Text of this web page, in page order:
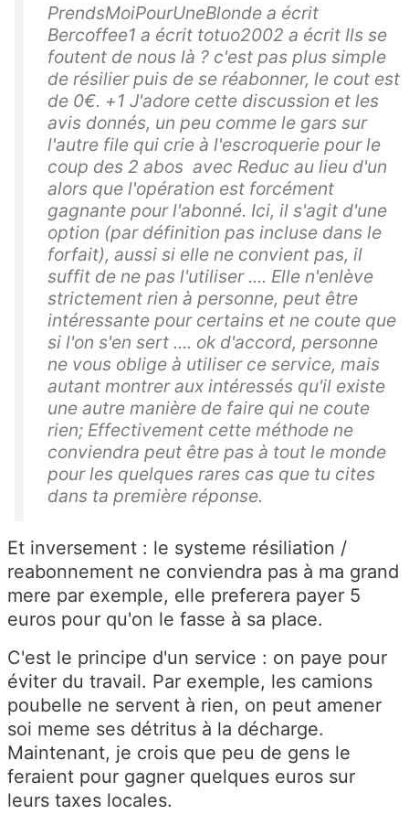
PrendsMoiPourUneBlonde a écrit
Bercoffee1 a écrit totuo2002 a écrit Ils se
foutent de nous là ? c'est pas plus simple
de résilier puis de se réabonner, le cout est
de 0€. +1 J'adore cette discussion et les
avis donnés, un peu comme le gars sur
l'autre file qui crie à l'escroquerie pour le
coup des 2 abos avec Reduc au lieu d'un
alors que l'opération est forcément
gagnante pour l'abonné. Ici, il s'agit d'une
option (par définition pas incluse dans le
forfait), aussi si elle ne convient pas, il
suffit de ne pas l'utiliser .... Elle n'enlève
strictement rien à personne, peut être
intéressante pour certains et ne coute que
si l'on s'en sert .... ok d'accord, personne
ne vous oblige à utiliser ce service, mais
autant montrer aux intéressés qu'il existe
une autre manière de faire qui ne coute
rien; Effectivement cette méthode ne
conviendra peut être pas à tout le monde
pour les quelques rares cas que tu cites
dans ta première réponse.
Et inversement : le systeme résiliation /
reabonnement ne conviendra pas à ma grand
mere par exemple, elle preferera payer 5
euros pour qu'on le fasse à sa place.
C'est le principe d'un service : on paye pour
éviter du travail. Par exemple, les camions
poubelle ne servent à rien, on peut amener
soi meme ses détritus à la décharge.
Maintenant, je crois que peu de gens le
feraient pour gagner quelques euros sur
leurs taxes locales.